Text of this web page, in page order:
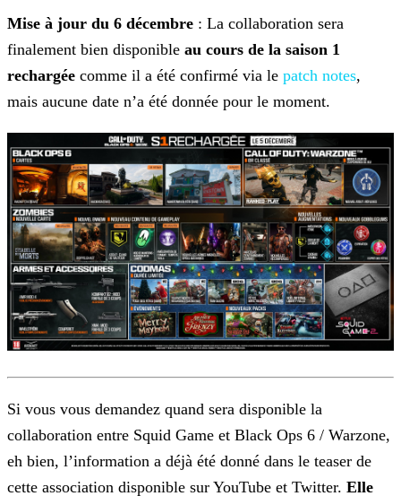
Mise à jour du 6 décembre : La collaboration sera
finalement bien disponible au cours de la saison 1
rechargée comme il a été confirmé via le patch notes,
mais aucune date n’a été donnée pour le moment.
Si vous vous demandez quand sera disponible la
collaboration entre Squid Game et Black Ops 6 / Warzone,
eh bien, l’information a déjà été donné dans le teaser de
cette association disponible sur YouTube et Twitter. Elle